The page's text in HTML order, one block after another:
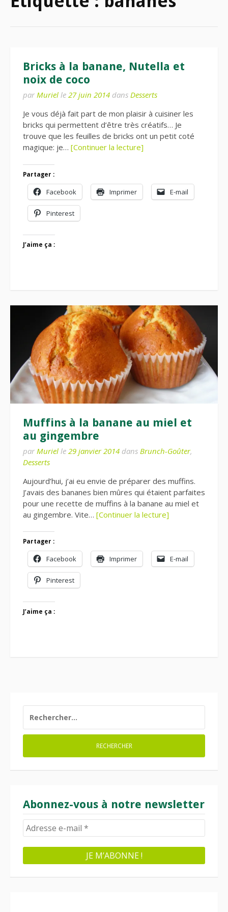
Bricks à la banane, Nutella et
noix de coco
par Muriel le 27 juin 2014 dans Desserts
Je vous déjà fait part de mon plaisir à cuisiner les
bricks qui permettent d’être très créatifs… Je
trouve que les feuilles de bricks ont un petit coté
magique: je… [Continuer la lecture]
Partager :
Facebook Imprimer E-mail
Pinterest
J’aime ça :
Muffins à la banane au miel et
au gingembre
par Muriel le 29 janvier 2014 dans Brunch-Goûter,
Desserts
Aujourd’hui, j’ai eu envie de préparer des muffins.
J’avais des bananes bien mûres qui étaient parfaites
pour une recette de muffins à la banane au miel et
au gingembre. Vite… [Continuer la lecture]
Partager :
Facebook Imprimer E-mail
Pinterest
J’aime ça :
Abonnez-vous à notre newsletter